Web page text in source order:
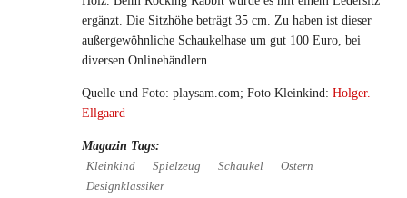
ergänzt. Die Sitzhöhe beträgt 35 cm. Zu haben ist dieser
außergewöhnliche Schaukelhase um gut 100 Euro, bei
diversen Onlinehändlern.
Quelle und Foto: playsam.com; Foto Kleinkind: Holger.
Ellgaard
Magazin Tags:
Kleinkind Spielzeug Schaukel
Ostern
Designklassiker